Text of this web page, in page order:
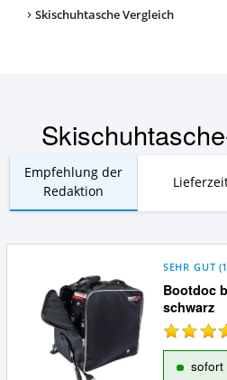
Skischuhtasche Vergleich
Empfehlung der
Redaktion
Bootdoc
schwarz
SEHR GUT (
sofort